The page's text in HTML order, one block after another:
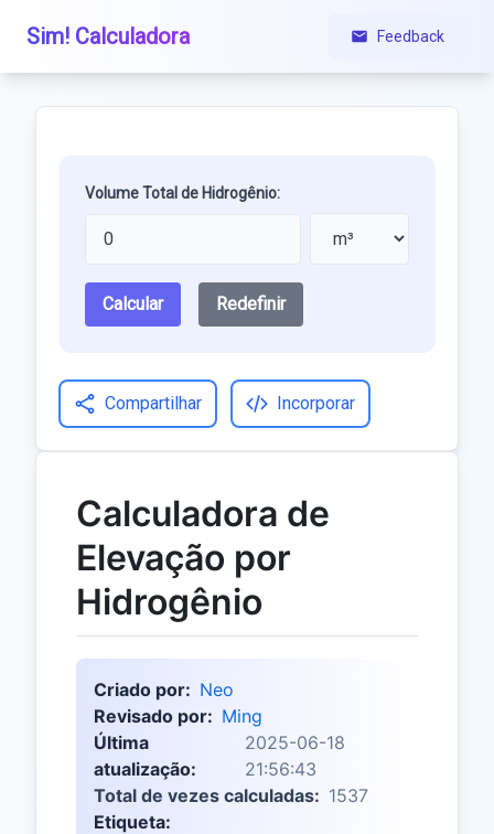
Sim! Calculadora Feedback
Volume Total de Hidrogênio:
Calcular Redefinir
Compartilhar Incorporar
Calculadora de
Elevação por
Hidrogênio
Criado por: Neo
Revisado por: Ming
Última
atualização:
2025-06-18
21:56:43
Total de vezes calculadas: 1537
Etiqueta: